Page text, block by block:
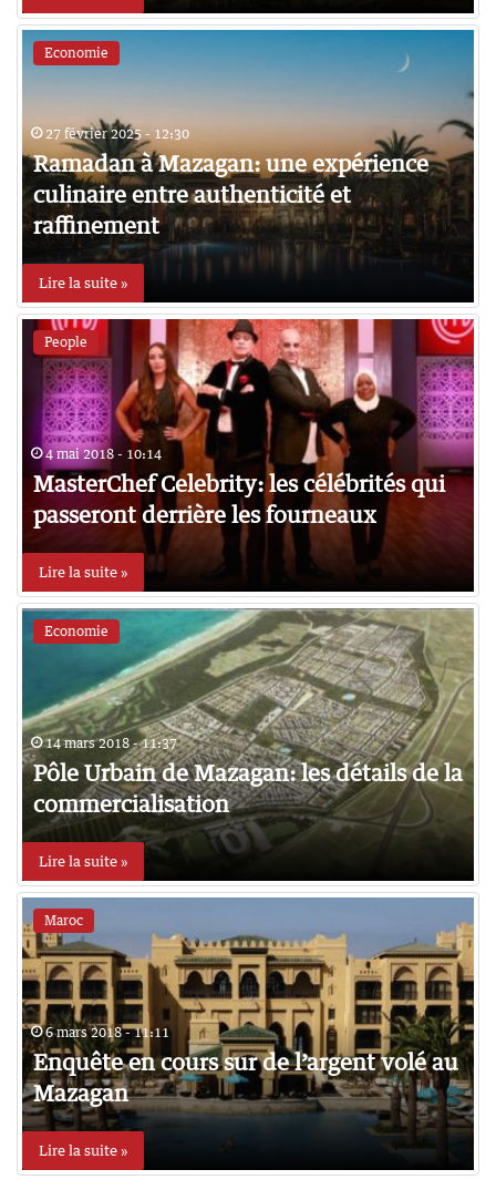
Economie
27 février 2025 - 12:30
Ramadan à Mazagan: une expérience
culinaire entre authenticité et
raffinement
Lire la suite »
People
4 mai 2018 - 10:14
MasterChef Celebrity: les célébrités qui
passeront derrière les fourneaux
Lire la suite »
Economie
14 mars 2018 - 11:37
Pôle Urbain de Mazagan: les détails de la
commercialisation
Lire la suite »
Maroc
6 mars 2018 - 11:11
Enquête en cours sur de l’argent volé au
Mazagan
Lire la suite »